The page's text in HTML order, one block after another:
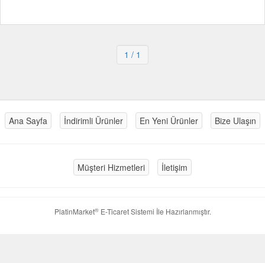
1 / 1
Ana Sayfa İndirimli Ürünler En Yeni Ürünler Bize Ulaşın
Müşteri Hizmetleri İletişim
PlatinMarket®E-Ticaret Sistemi İle Hazırlanmıştır.